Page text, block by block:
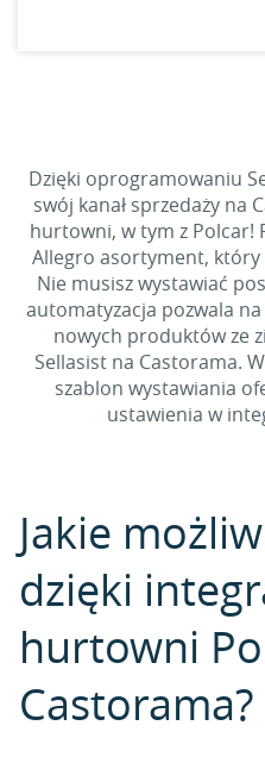
Dzięki oprogramowaniu
swój kanał sprzedaży na
hurtowni, w tym z Polcar!
Allegro asortyment,
Nie musisz wystawiać
automatyzacja pozwala
nowych produktów ze
Sellasist na Castorama.
szablon wystawiania
ustawienia w
Jakie
dzięki
hurtowni
Castorama?